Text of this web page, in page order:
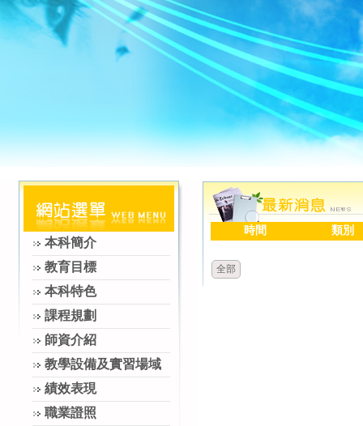
本科簡介
教育目標
本科特色
課程規劃
師資介紹
教學設備及實習場域
績效表現
職業證照
時間 類別
全部